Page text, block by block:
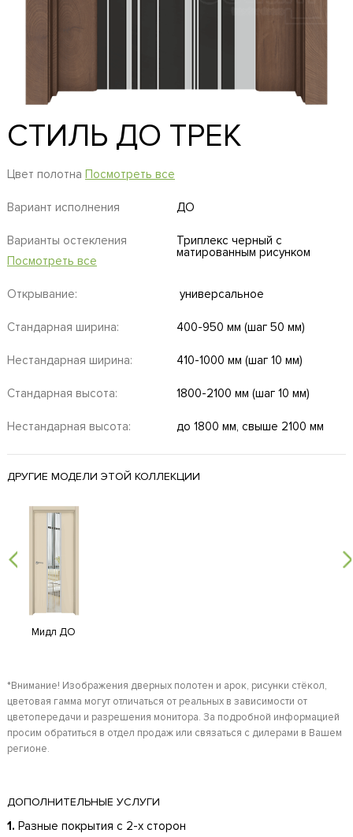
СТИЛЬ ДО ТРЕК
Цвет полотна Посмотреть все
Вариант исполнения ДО
Варианты остекления
Посмотреть все
Триплекс черный с
матированным рисунком
Открывание: универсальное
Стандарная ширина: 400-950 мм (шаг 50 мм)
Нестандарная ширина: 410-1000 мм (шаг 10 мм)
Стандарная высота: 1800-2100 мм (шаг 10 мм)
Нестандарная высота: до 1800 мм, свыше 2100 мм
ДРУГИЕ МОДЕЛИ ЭТОЙ КОЛЛЕКЦИИ
Мидл ДО
*Внимание! Изображения дверных полотен и арок, рисунки стёкол,
цветовая гамма могут отличаться от реальных в зависимости от
цветопередачи и разрешения монитора. За подробной информацией
просим обратиться в отдел продаж или связаться с дилерами в Вашем
регионе.
ДОПОЛНИТЕЛЬНЫЕ УСЛУГИ
1. Разные покрытия с 2-х сторон